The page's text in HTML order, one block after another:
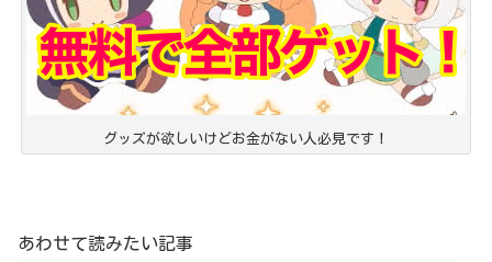
グッズが欲しいけどお金がない人必見です！
あわせて読みたい記事